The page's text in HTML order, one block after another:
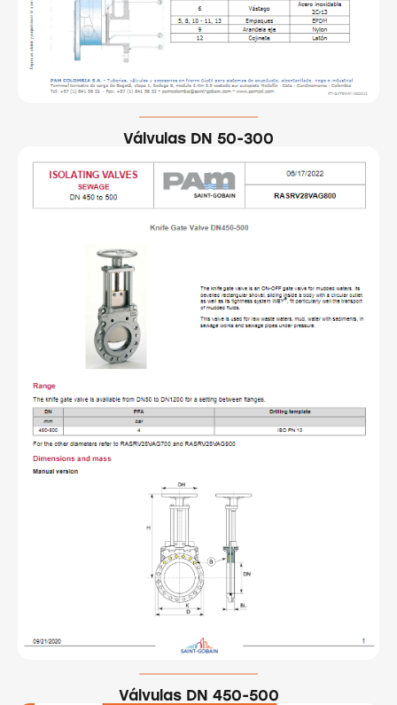
Válvulas DN 50-300
Válvulas DN 450-500